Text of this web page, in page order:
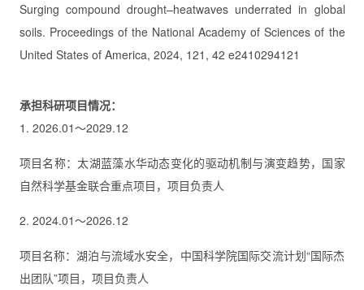
Surging compound drought–heatwaves underrated in global
soils. Proceedings of the National Academy of Sciences of the
United States of America, 2024, 121, 42 e2410294121
承担科研项目情况：
1. 2026.01～2029.12
项目名称：太湖蓝藻水华动态变化的驱动机制与演变趋势，国家
自然科学基金联合重点项目，项目负责人
2. 2024.01～2026.12
项目名称：湖泊与流域水安全，中国科学院国际交流计划“国际杰
出团队”项目，项目负责人